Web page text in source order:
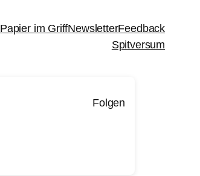
Papier im GriffNewsletterFeedback
Spitversum
Folgen